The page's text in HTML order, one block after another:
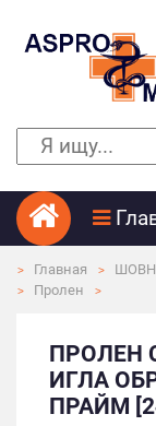
Главная
Пролен
ПРОЛЕН
ИГЛА
ПРАЙМ